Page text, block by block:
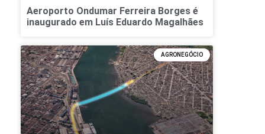
Aeroporto Ondumar Ferreira Borges é
inaugurado em Luís Eduardo Magalhães
AGRONEGÓCIO